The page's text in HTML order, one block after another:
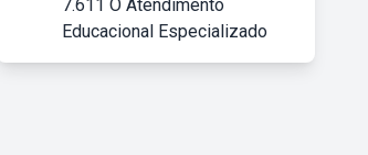
7.611 O Atendimento
Educacional Especializado